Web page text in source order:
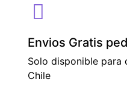
Envios Gratis
Solo disponible para
Chile